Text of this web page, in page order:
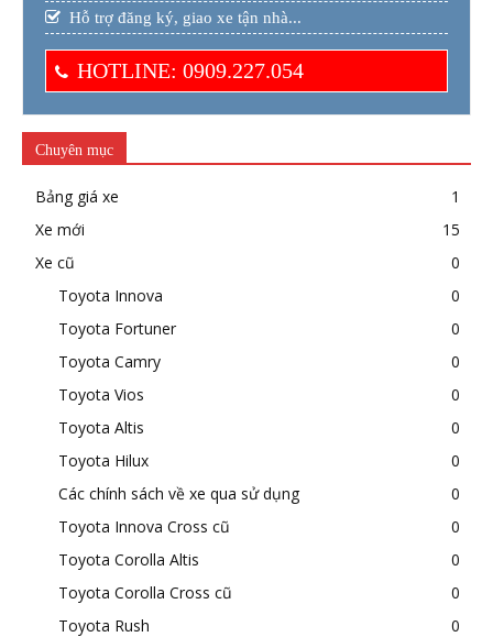
Hỗ trợ đăng ký, giao xe tận nhà...
HOTLINE: 0909.227.054
Chuyên mục
Bảng giá xe
1
Xe mới
15
Xe cũ
0
Toyota Innova
0
Toyota Fortuner
0
Toyota Camry
0
Toyota Vios
0
Toyota Altis
0
Toyota Hilux
0
Các chính sách về xe qua sử dụng
0
Toyota Innova Cross cũ
0
Toyota Corolla Altis
0
Toyota Corolla Cross cũ
0
Toyota Rush
0